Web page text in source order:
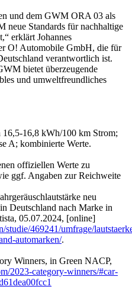
und dem GWM ORA 03 als
neue Standards für nachhaltige
erklärt Johannes
O! Automobile GmbH, die für
verantwortlich ist.
bietet überzeugende
und umweltfreundliches
16,5-16,8 kWh/100 km Strom;
A; kombinierte Werte.
offiziellen Werte zu
ggf. Angaben zur Reichweite
neu
Deutschland nach Marke in
05.07.2024, [online]
studie/469241/umfrage/
automarken/.
Winners, in Green NACP,
2023-category-winners/#car-